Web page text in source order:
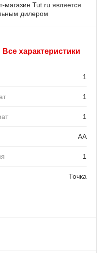
магазин Tut.ru является
дилером
Все характеристики
1
1
1
АА
1
Точка